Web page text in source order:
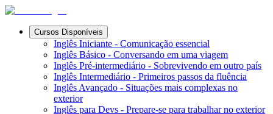
Cursos Disponíveis
Inglês Iniciante - Comunicação essencial
Inglês Básico - Conversando em uma viagem
Inglês Pré-intermediário - Sobrevivendo em outro país
Inglês Intermediário - Primeiros passos da fluência
Inglês Avançado - Situações mais complexas no
exterior
Inglês para Devs - Prepare-se para trabalhar no exterior